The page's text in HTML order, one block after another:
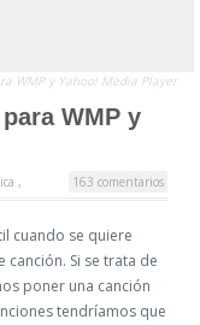
WMP y Yahoo! Media Player
WMP y
163 comentarios
,
cuando se quiere
canción. Si se trata de
poner una canción
tendríamos que